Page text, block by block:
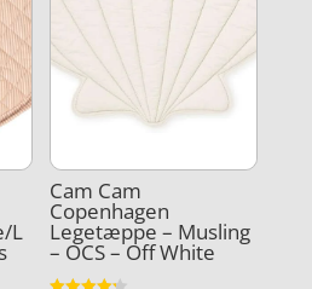
L
Cam Cam
Copenhagen
Legetæppe – Musling
– OCS – Off White